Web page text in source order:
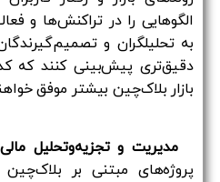
الگوهایی را در تراکنش‌ها و
به تحلیلگران و
دقیق‌تری پیش‌بینی کنند که
بازار بلاک‌چین بیشتر موفق
مدیریت و تجزیه‌وتحلیل
پروژه‌های مبتنی بر